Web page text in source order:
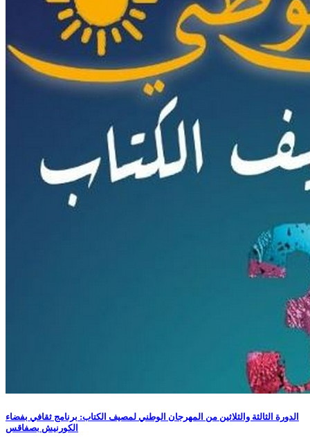
الدورة الثالثة والثلاثين من المهرجان الوطني لمصيف الكتاب: برنامج ثقافي بفضاء
الكورنيش بصفاقس